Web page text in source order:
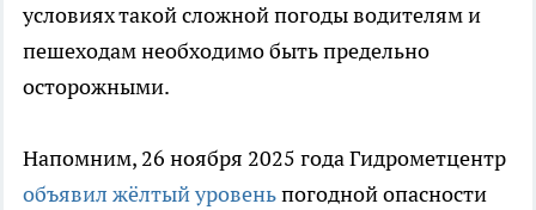
условиях такой сложной погоды водителям и
пешеходам необходимо быть предельно
осторожными.
Напомним, 26 ноября 2025 года Гидрометцентр
объявил жёлтый уровеньпогодной опасности